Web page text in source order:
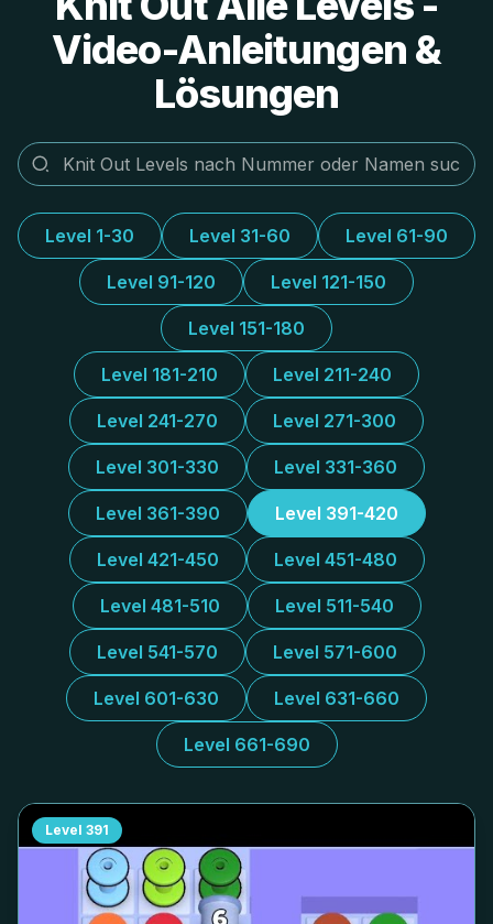
Video-Anleitungen &
Lösungen
Level 1-30 Level 31-60 Level 61-90
Level 91-120 Level 121-150
Level 151-180
Level 181-210 Level 211-240
Level 241-270 Level 271-300
Level 301-330 Level 331-360
Level 361-390 Level 391-420
Level 421-450 Level 451-480
Level 481-510 Level 511-540
Level 541-570 Level 571-600
Level 601-630 Level 631-660
Level 661-690
Level 391